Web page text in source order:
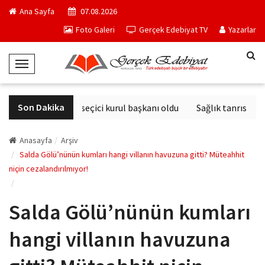
Ana Sayfa
07.08.2026
Foto Galeri
Gerçek Edebiyat TV Yazarlar
T
o
g
g
e
N
a
g
t
i
Son Dakika
Derviş Zaim seçici kurul başkanı oldu Sağlık
Anasayfa
Arşiv
Salda Gölü’nünün kumları hangi villanın havuzuna gitti? Müteahhit
niçin cezalandırılmıyor!
Salda Gölü’nünün kumları
hangi villanın havuzuna